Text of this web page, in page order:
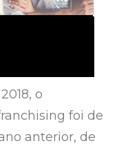
o
foi de
anterior, de